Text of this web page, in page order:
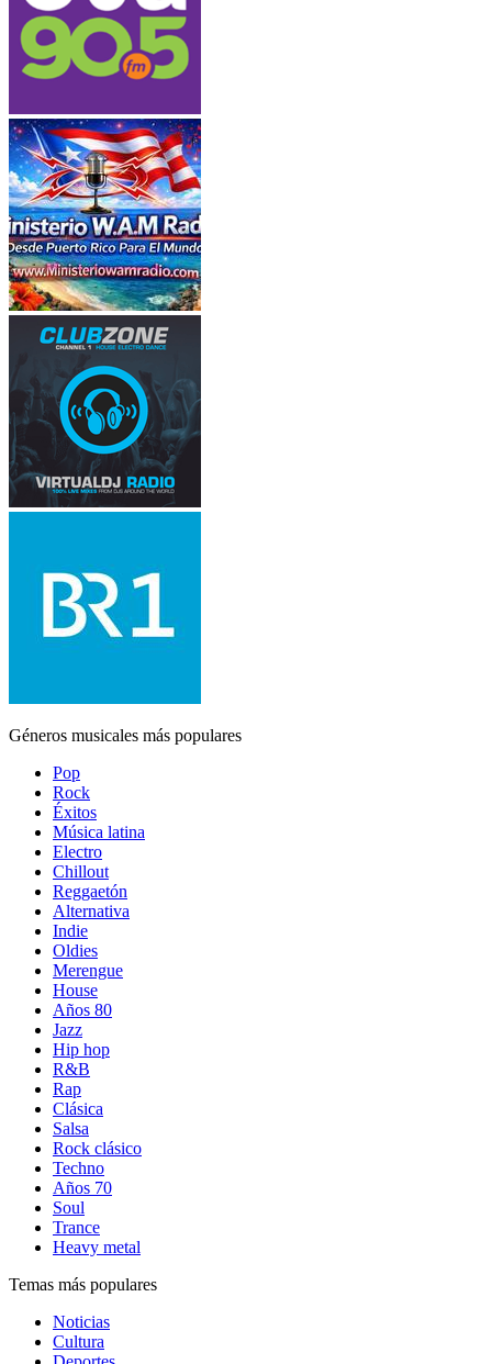
Géneros musicales más populares
Pop
Rock
Éxitos
Música latina
Electro
Chillout
Reggaetón
Alternativa
Indie
Oldies
Merengue
House
Años 80
Jazz
Hip hop
R&B
Rap
Clásica
Salsa
Rock clásico
Techno
Años 70
Soul
Trance
Heavy metal
Temas más populares
Noticias
Cultura